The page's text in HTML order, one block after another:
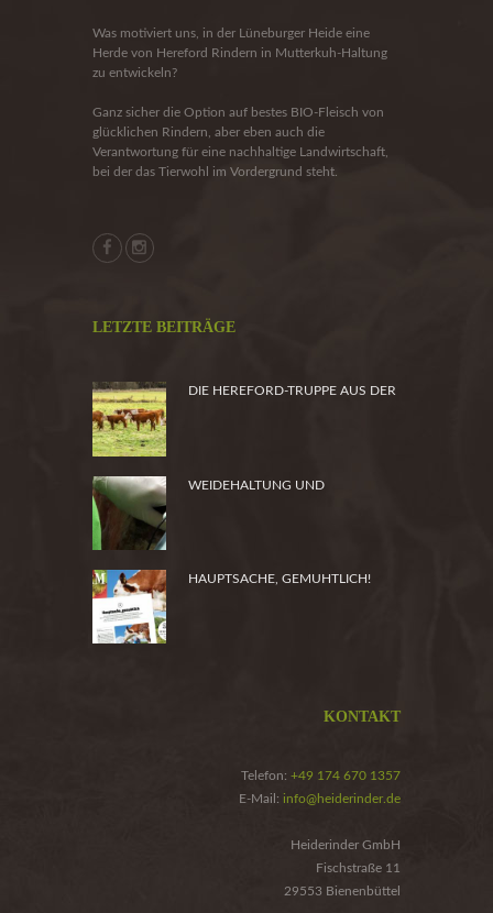
Was motiviert uns, in der Lüneburger Heide eine
Herde von Hereford Rindern in Mutterkuh-Haltung
zu entwickeln?
Ganz sicher die Option auf bestes BIO-Fleisch von
glücklichen Rindern, aber eben auch die
Verantwortung für eine nachhaltige Landwirtschaft,
bei der das Tierwohl im Vordergrund steht.
LETZTE BEITRÄGE
DIE HEREFORD-TRUPPE AUS DER
WEIDEHALTUNG UND
HAUPTSACHE, GEMUHTLICH!
KONTAKT
Telefon: +49 174 670 1357
E-Mail: info@heiderinder.de
Heiderinder GmbH
Fischstraße 11
29553 Bienenbüttel